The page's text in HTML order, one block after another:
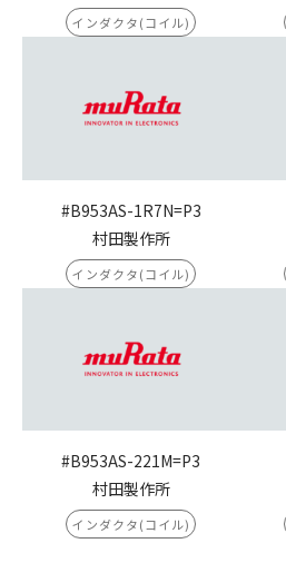
インダクタ(コイル)
#B953AS-1R7N=P3
村田製作所
インダクタ(コイル)
#B953AS-221M=P3
村田製作所
インダクタ(コイル)